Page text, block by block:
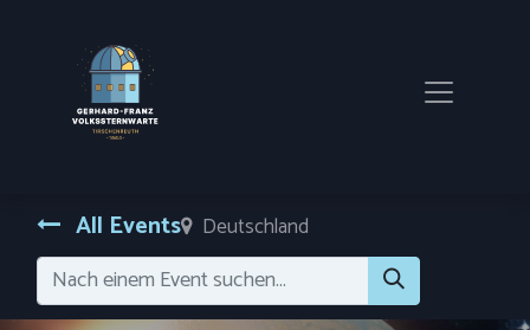
All Events Deutschland